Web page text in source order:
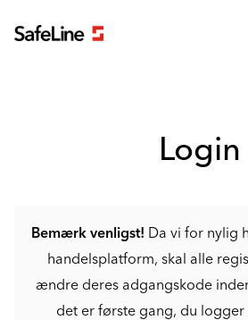
Login
Bemærk venligst! Da vi for nylig
handelsplatform, skal alle
ændre deres adgangskode
det er første gang, du logger
Login formular